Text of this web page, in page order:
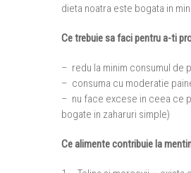
dieta noatra este bogata in
Ce trebuie sa faci pentru a-ti
– redu la minim consumul de
– consuma cu moderatie
– nu face excese in ceea ce
bogate in zaharuri simple)
Ce alimente contribuie la